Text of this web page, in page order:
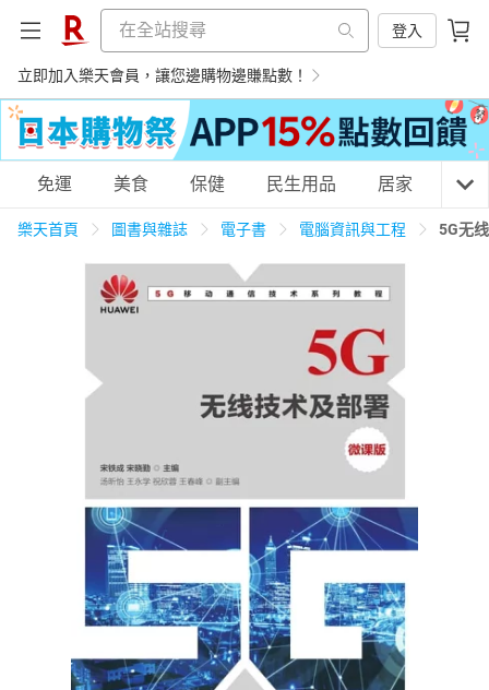
登入
立即加入樂天會員，讓您邊購物邊賺點數！
購物網分類
天天免運 美食蛋糕 養生保健 民生用品
居家生活 親子玩具
男裝
HOT
免運 美食 保健 民生用品 居家 3C
樂天首頁 圖書與雜誌 電子書 電腦資訊與工程 5G无